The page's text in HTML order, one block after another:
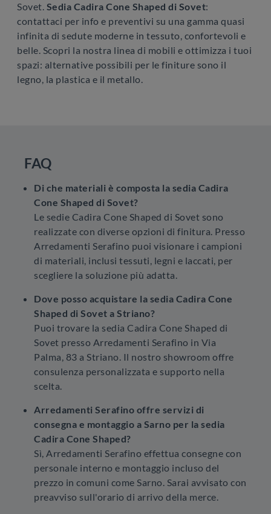
Sovet. Sedia Cadira Cone Shaped di Sovet:
contattaci per info e preventivi su una gamma quasi
infinita di sedute moderne in tessuto, confortevoli e
belle. Scopri la nostra linea di mobili e ottimizza i tuoi
spazi: alternative possibili per le finiture sono il
legno, la plastica e il metallo.
FAQ
Di che materiali è composta la sedia Cadira
Cone Shaped di Sovet?
Le sedie Cadira Cone Shaped di Sovet sono
realizzate con diverse opzioni di finitura. Presso
Arredamenti Serafino puoi visionare i campioni
di materiali, inclusi tessuti, legni e laccati, per
scegliere la soluzione più adatta.
Dove posso acquistare la sedia Cadira Cone
Shaped di Sovet a Striano?
Puoi trovare la sedia Cadira Cone Shaped di
Sovet presso Arredamenti Serafino in Via
Palma, 83 a Striano. Il nostro showroom offre
consulenza personalizzata e supporto nella
scelta.
Arredamenti Serafino offre servizi di
consegna e montaggio a Sarno per la sedia
Cadira Cone Shaped?
Sì, Arredamenti Serafino effettua consegne con
personale interno e montaggio incluso del
prezzo in comuni come Sarno. Sarai avvisato con
preavviso sull'orario di arrivo della merce.